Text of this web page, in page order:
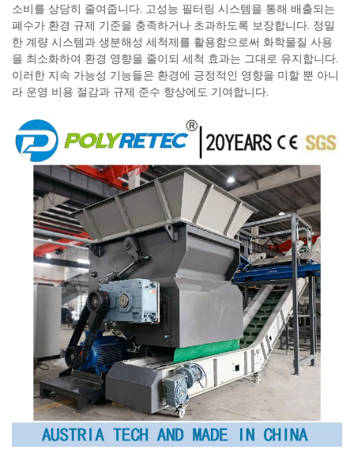
소비를 상당히 줄여줍니다. 고성능 필터링 시스템을 통해 배출되는
폐수가 환경 규제 기준을 충족하거나 초과하도록 보장합니다. 정밀
한 계량 시스템과 생분해성 세척제를 활용함으로써 화학물질 사용
을 최소화하여 환경 영향을 줄이되 세척 효과는 그대로 유지합니다.
이러한 지속 가능성 기능들은 환경에 긍정적인 영향을 미할 뿐 아니
라 운영 비용 절감과 규제 준수 향상에도 기여합니다.